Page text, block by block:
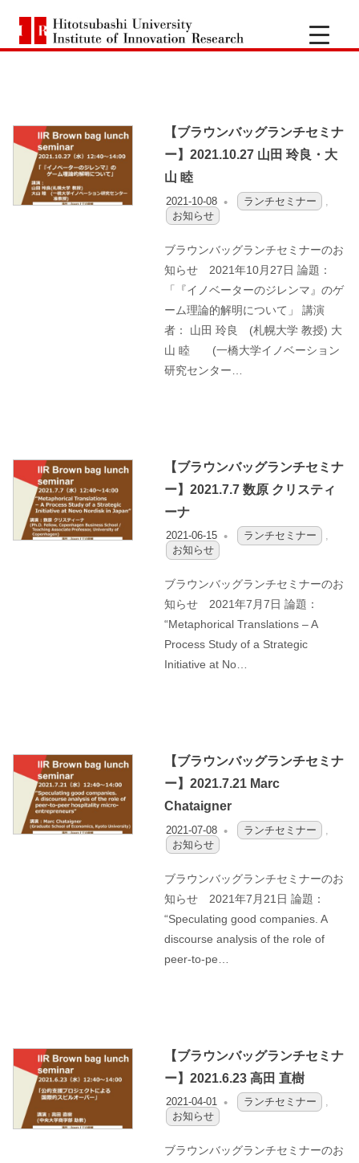
テ
橋
学
ノ
ベ
ー
シ
究
セ
タ
ー
Hitotsubashi
カテゴリー:ランチセミナー
【ブラウンバッグランチセミナ
ー】2021.10.27 山田 玲良・大
山 睦
2021-10-08 OFO3_TESTIIR
ランチセミナー
お知らせ
ブラウンバッグランチセミナーのお
知らせ 2021年10月27日 論題：
「『イノベーターのジレンマ』のゲ
ーム理論的解明について」 講演
者： 山田 玲良 (札幌大学 教授) 大
山 睦 (一橋大学イノベーション
研究センター…
【ブラウンバッグランチセミナ
ー】2021.7.7 数原 クリスティ
ーナ
2021-06-15 OFO3_TESTIIR
ランチセミナー
,
お知らせ
ブラウンバッグランチセミナーのお
知らせ 2021年7月7日 論題：
“Metaphorical Translations – A
Process Study of a Strategic
Initiative at No…
【ブラウンバッグランチセミナ
ー】2021.7.21 Marc
Chataigner
2021-07-08 OFO3_TESTIIR
ランチセミナー
お知らせ
ブラウンバッグランチセミナーのお
知らせ 2021年7月21日 論題：
“Speculating good companies. A
discourse analysis of the role of
peer-to-pe…
【ブラウンバッグランチセミナ
ー】2021.6.23 高田 直樹
2021-04-01 OFO3_TESTIIR
ランチセミナー
,
お知らせ
ブラウンバッグランチセミナーのお